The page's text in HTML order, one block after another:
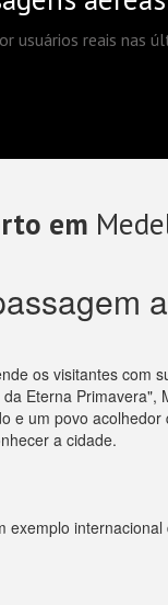
usuários reais nas
em
os visitantes com
Eterna
um povo
a cidade.